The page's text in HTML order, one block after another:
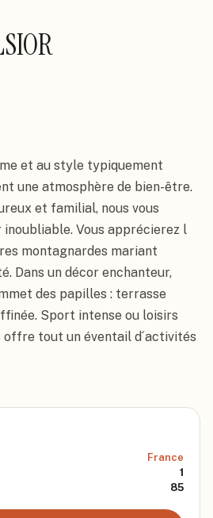
et au style typiquement
une atmosphère de bien-être.
et familial, nous vous
Vous apprécierez l
montagnardes mariant
Dans un décor enchanteur,
des papilles : terrasse
Sport intense ou loisirs
offre tout un éventail d´activités
France
1
85